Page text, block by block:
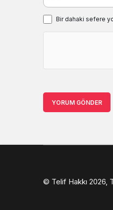
Bir dahaki sefere
YORUM GÖNDER
© Telif Hakkı 2026,